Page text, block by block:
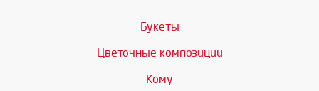
Букеты
Цветочные композиции
Кому